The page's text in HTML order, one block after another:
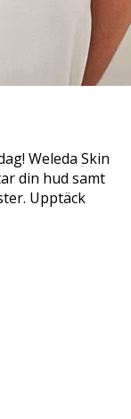
Weleda Skin
din hud samt
Upptäck